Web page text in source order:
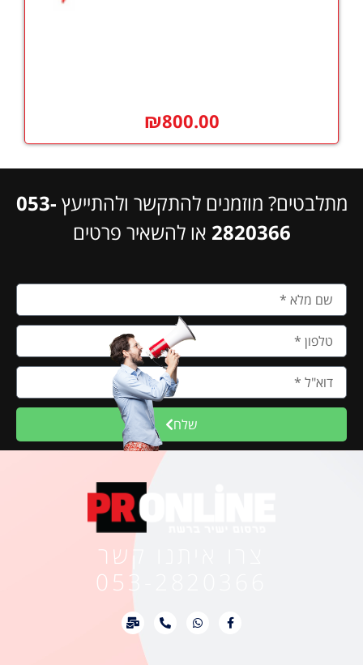
₪800.00
מתלבטים? מוזמנים להתקשר ולהתייעץ 053-
2820366 או להשאיר פרטים
שלח
צרו איתנו קשר
053-2820366